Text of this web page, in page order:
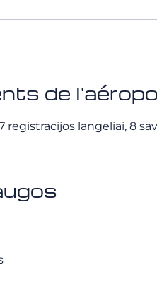
de
registracijos langeliai, 8